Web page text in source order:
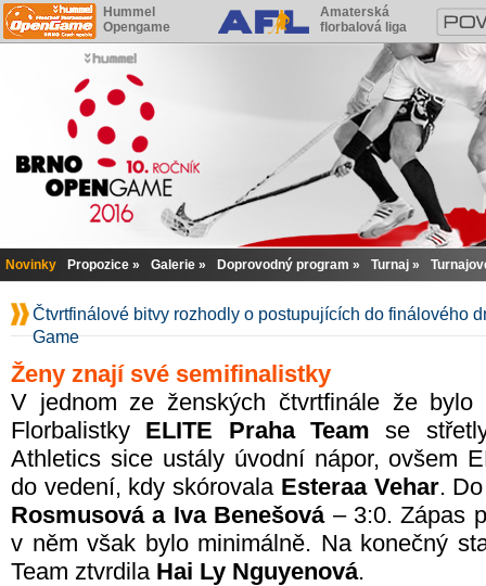
Hummel
Opengame
Amaterská
florbalová liga
Novinky Propozice Galerie Doprovodný program Turnaj
Čtvrtfinálové bitvy rozhodly o postupujících do finálového
Game
Ženy znají své semifinalistky
V jednom ze ženských čtvrtfinále že
Florbalistky ELITE Praha Team se
Athletics sice ustály úvodní nápor, ovšem
do vedení, kdy skórovala Esteraa Vehar.
Rosmusová a Iva Benešová– 3:0. Zápas
v něm však bylo minimálně. Na konečný
Team ztvrdila Hai Ly Nguyenová.